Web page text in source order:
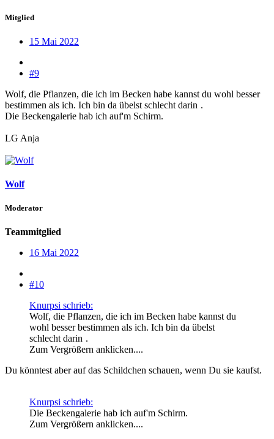
Mitglied
15 Mai 2022
#9
Wolf, die Pflanzen, die ich im Becken habe kannst du wohl besser
bestimmen als ich. Ich bin da übelst schlecht darin .
Die Beckengalerie hab ich auf'm Schirm.
LG Anja
Wolf
Moderator
Teammitglied
16 Mai 2022
#10
Knurpsi schrieb:
Wolf, die Pflanzen, die ich im Becken habe kannst du
wohl besser bestimmen als ich. Ich bin da übelst
schlecht darin .
Zum Vergrößern anklicken....
Du könntest aber auf das Schildchen schauen, wenn Du sie kaufst.
Knurpsi schrieb:
Die Beckengalerie hab ich auf'm Schirm.
Zum Vergrößern anklicken....